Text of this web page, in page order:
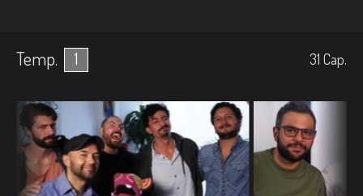
Temp. 1 31 Cap.